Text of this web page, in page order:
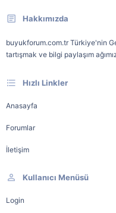
Hakkımızda
buyukforum.com.tr Türkiye'nin
tartışmak ve bilgi paylaşım
Hızlı Linkler
Anasayfa
Forumlar
İletişim
Kullanıcı Menüsü
Login